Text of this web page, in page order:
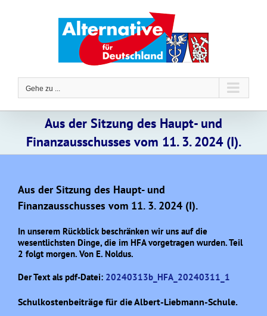
Gehe zu ...
Aus der Sitzung des Haupt- und
Finanzausschusses vom 11. 3. 2024 (I).
Aus der Sitzung des Haupt- und
Finanzausschusses vom 11. 3. 2024 (I).
In unserem Rückblick beschränken wir uns auf die
wesentlichsten Dinge, die im HFA vorgetragen wurden. Teil
2 folgt morgen. Von E. Noldus.
Der Text als pdf-Datei: 20240313b_HFA_20240311_1
Schulkostenbeiträge für die Albert-Liebmann-Schule.